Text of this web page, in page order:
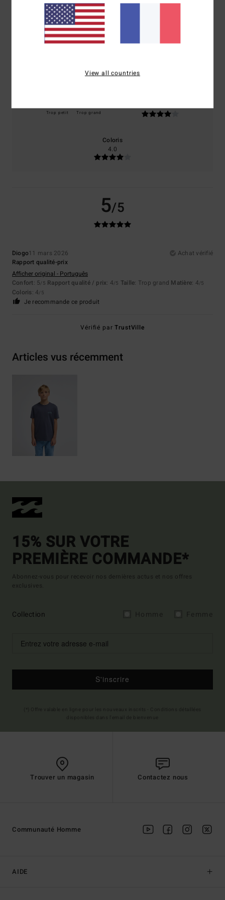
basé sur1 avis vérifiés
100% de nos clients recommandent ce produit
Trop petit Trop grand
Coloris
4.0
5/5
Diogo11 mars 2026
Achat vérifié
Rapport qualité-prix
Afficher original - Português
Confort: 5/5 Rapport qualité / prix: 4/5 Taille: Trop grand Matière: 4/5
Coloris: 4/5
Je recommande ce produit
Vérifié parTrustVille
Articles vus récemment
15% SUR VOTRE
PREMIÈRE COMMANDE*
Abonnez-vous pour recevoir nos dernières actus et nos offres
exclusives.
Collection
S'inscrire
Trouver un magasin Contactez nous
AIDE
Communauté Homme
View all countries